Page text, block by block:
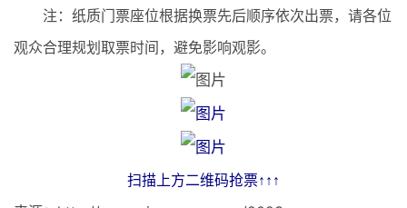
注：纸质门票座位根据换票先后顺序依次出票，请各位
观众合理规划取票时间，避免影响观影。
扫描上方二维码抢票↑↑↑